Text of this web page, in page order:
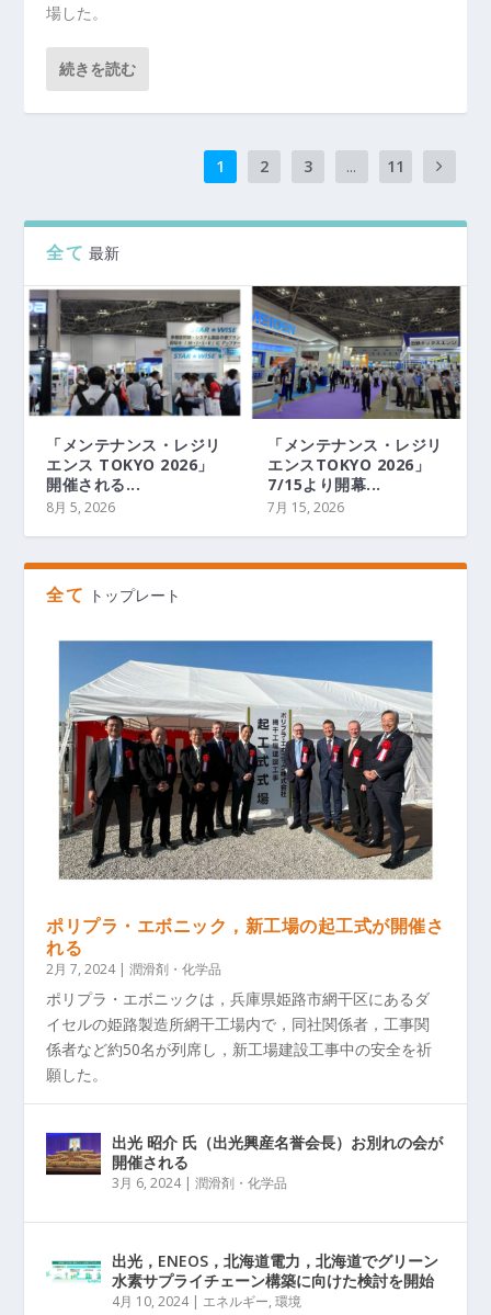
場した。
続きを読む
1 2 3 ... 11
全て 最新
「メンテナンス・レジリ
エンス TOKYO 2026」
開催される...
8月 5, 2026
「メンテナンス・レジリ
エンスTOKYO 2026」
7/15より開幕...
7月 15, 2026
全て トップレート
ポリプラ・エボニック，新工場の起工式が開催さ
れる
2月 7, 2024|潤滑剤・化学品
ポリプラ・エボニックは，兵庫県姫路市網干区にあるダ
イセルの姫路製造所網干工場内で，同社関係者，工事関
係者など約50名が列席し，新工場建設工事中の安全を祈
願した。
出光 昭介 氏（出光興産名誉会長）お別れの会が
開催される
3月 6, 2024|潤滑剤・化学品
出光，ENEOS，北海道電力，北海道でグリーン
水素サプライチェーン構築に向けた検討を開始
4月 10, 2024| エネルギー,環境